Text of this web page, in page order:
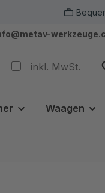
inkl. MwSt.
Waagen